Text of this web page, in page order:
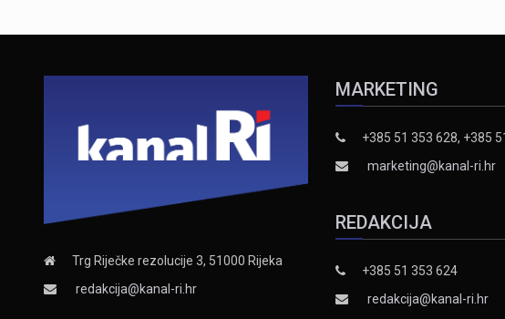
Trg Riječke rezolucije 3, 51000 Rijeka
redakcija@kanal-ri.hr
MARKETING
+385 51 353 628, +385
marketing@kanal-ri.hr
REDAKCIJA
+385 51 353 624
redakcija@kanal-ri.hr